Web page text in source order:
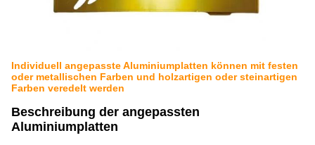
Individuell angepasste Aluminiumplatten können mit festen
oder metallischen Farben und holzartigen oder steinartigen
Farben veredelt werden
Beschreibung der angepassten
Aluminiumplatten